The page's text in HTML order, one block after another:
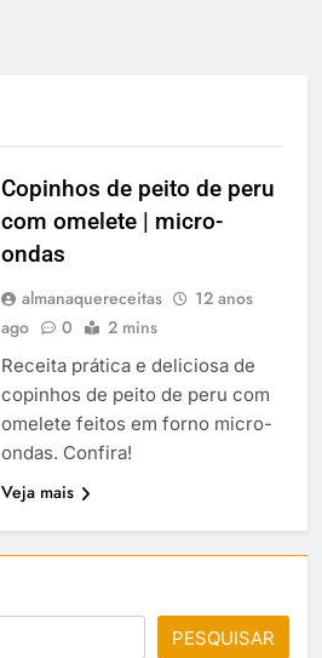
Copinhos de peito de peru
com omelete | micro-
ondas
almanaquereceitas
12 anos
ago
0 2 mins
Receita prática e deliciosa de
copinhos de peito de peru com
omelete feitos em forno micro-
ondas. Confira!
Veja mais
PESQUISAR